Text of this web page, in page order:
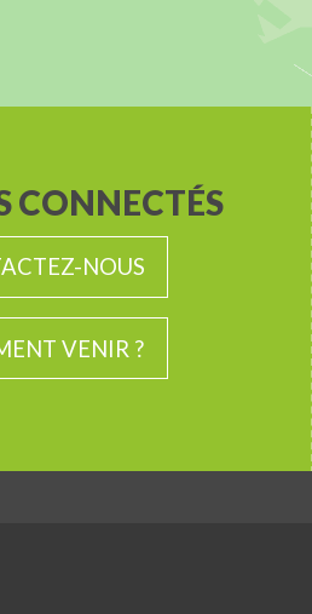
CONNECTÉS
NOUS
VENIR ?